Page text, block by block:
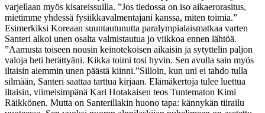
varjellaan myös kisareissuilla. ”Jos tiedossa on iso aikaerorasitus,
mietimme yhdessä fysiikkavalmentajani kanssa, miten toimia.”
Esimerkiksi Koreaan suuntautunutta paralympialaismatkaa varten
Santeri alkoi unen osalta valmistautua jo viikkoa ennen lähtöä.
”Aamusta toiseen nousin keinotekoisen aikaisin ja sytyttelin paljon
valoja heti herättyäni. Kikka toimi tosi hyvin. Sen avulla sain myös
iltaisin aiemmin unen päästä kiinni.”Silloin, kun uni ei tahdo tulla
silmään, Santeri saattaa tarttua kirjaan. Elämäkertoja tulee luettua
iltaisin, viimeisimpänä Kari Hotakaisen teos Tuntematon Kimi
Räikkönen. Mutta on Santerillakin huono tapa: kännykän tiirailu